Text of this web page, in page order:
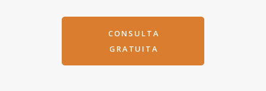
CONSULTA
GRATUITA